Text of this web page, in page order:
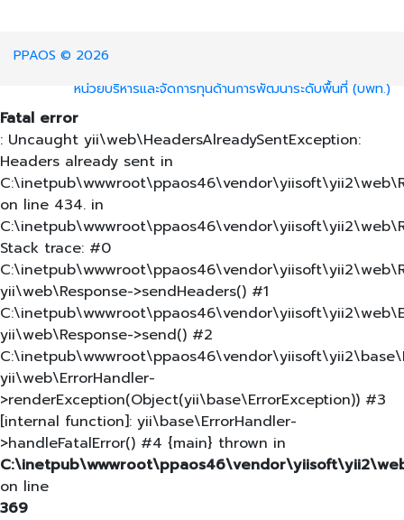
PPAOS © 2026
หน่วยบริหารและจัดการทุนด้านการพัฒนาระดับพื้นที่ (บพท.)
Fatal error
: Uncaught yii\web\HeadersAlreadySentException:
Headers already sent in
on line 434. in
Stack trace: #0
yii\web\Response->sendHeaders() #1
yii\web\Response->send() #2
yii\web\ErrorHandler-
>renderException(Object(yii\base\ErrorException)) #3
[internal function]: yii\base\ErrorHandler-
>handleFatalError() #4 {main} thrown in
on line
369